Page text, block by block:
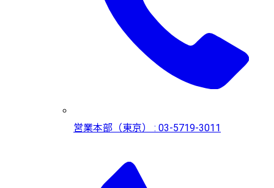
営業本部（東京） : 03-5719-3011